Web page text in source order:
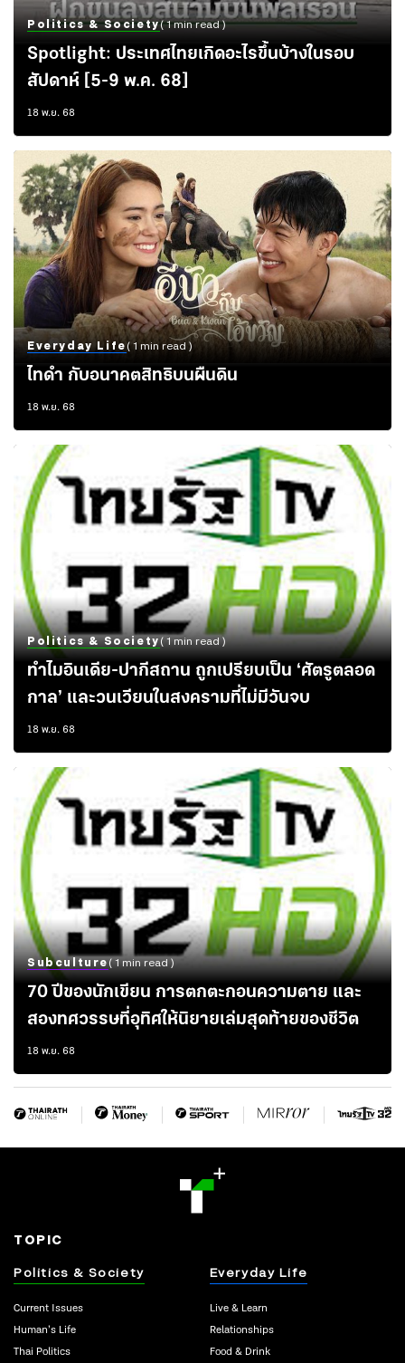
Politics & Society( 1 min read )
Spotlight: ประเทศไทยเกิดอะไรขึ้นบ้างในรอบ
สัปดาห์ [5-9 พ.ค. 68]
18 พ.ย. 68
Everyday Life ( 1 min read )
ไทดำ กับอนาคตสิทธิบนผืนดิน
18 พ.ย. 68
Politics & Society( 1 min read )
ทำไมอินเดีย-ปากีสถาน ถูกเปรียบเป็น ‘ศัตรูตลอด
กาล’ และวนเวียนในสงครามที่ไม่มีวันจบ
18 พ.ย. 68
Subculture( 1 min read )
70 ปีของนักเขียน การตกตะกอนความตาย และ
สองทศวรรษที่อุทิศให้นิยายเล่มสุดท้ายของชีวิต
18 พ.ย. 68
TOPIC
Politics & Society
Current Issues
Human’s Life
Thai Politics
Everyday Life
Live & Learn
Relationships
Food & Drink